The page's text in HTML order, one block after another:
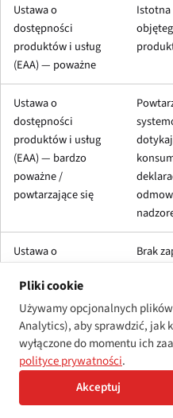
Ustawa o
dostępności
produktów i usług
(EAA) — poważne
Ustawa o
dostępności
produktów i usług
(EAA) — bardzo
poważne /
powtarzające się
Ustawa o
(ogólny obowiązek
dostępności)
Brak
Pułap progu „bardzo
końcu ogólnounijnego
Pliki cookie
Używamy opcjonalnych
Analytics), aby sprawdzić, jak
wyłączone do momentu ich
polityce prywatności.
Akceptuj